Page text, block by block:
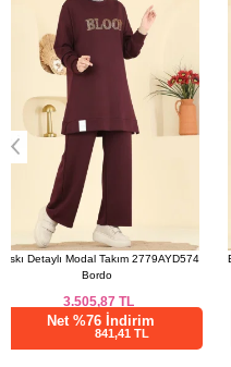
Baskı Detaylı Modal Takım 2779AYD574
3.505,87
Net %76 İndirim
841,41 TL